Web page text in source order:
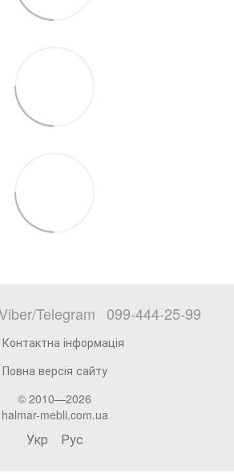
Telegram 099-444-25-99
інформація
Повна версія сайту
© 2010—2026
halmar-mebli.com.ua
Укр Рус